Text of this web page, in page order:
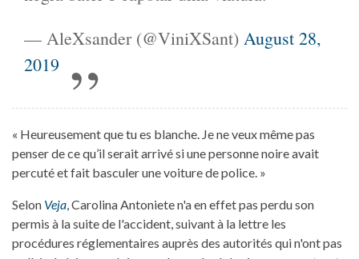
— AleXsander (@ViniXSant) August 28,
2019
« Heureusement que tu es blanche. Je ne veux même pas
penser de ce qu’il serait arrivé si une personne noire avait
percuté et fait basculer une voiture de police. »
Selon Veja, Carolina Antoniete n'a en effet pas perdu son
permis à la suite de l'accident, suivant à la lettre les
procédures réglementaires auprès des autorités qui n'ont pas